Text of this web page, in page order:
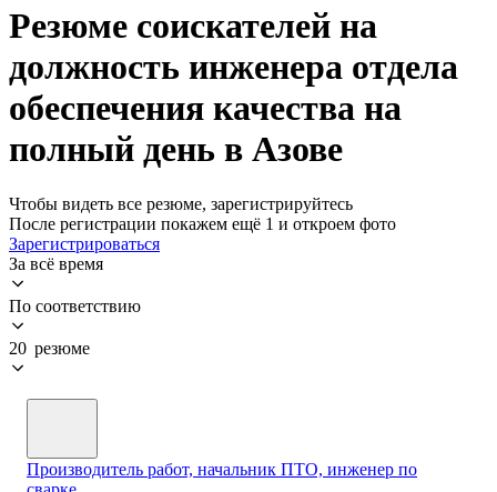
Резюме соискателей на
должность инженера отдела
обеспечения качества на
полный день в Азове
Чтобы видеть все резюме, зарегистрируйтесь
После регистрации покажем ещё 1 и откроем фото
Зарегистрироваться
За всё время
По соответствию
20 резюме
Производитель работ, начальник ПТО, инженер по